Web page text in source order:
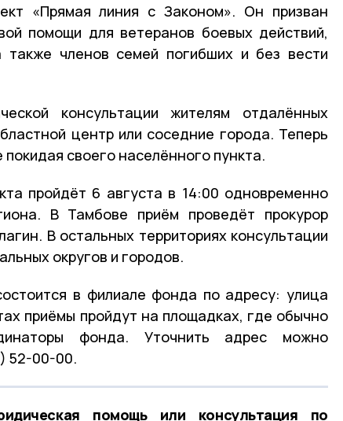
«Прямая линия с Законом». Он призван
помощи для ветеранов боевых действий,
также членов семей погибших и без вести
консультации жителям отдалённых
центр или соседние города. Теперь
своего населённого пункта.
пройдёт 6 августа в 14:00 одновременно
В Тамбове приём проведёт прокурор
В остальных территориях консультации
округов и городов.
в филиале фонда по адресу: улица
приёмы пройдут на площадках, где обычно
фонда. Уточнить адрес можно
52-00-00.
помощь или консультация по